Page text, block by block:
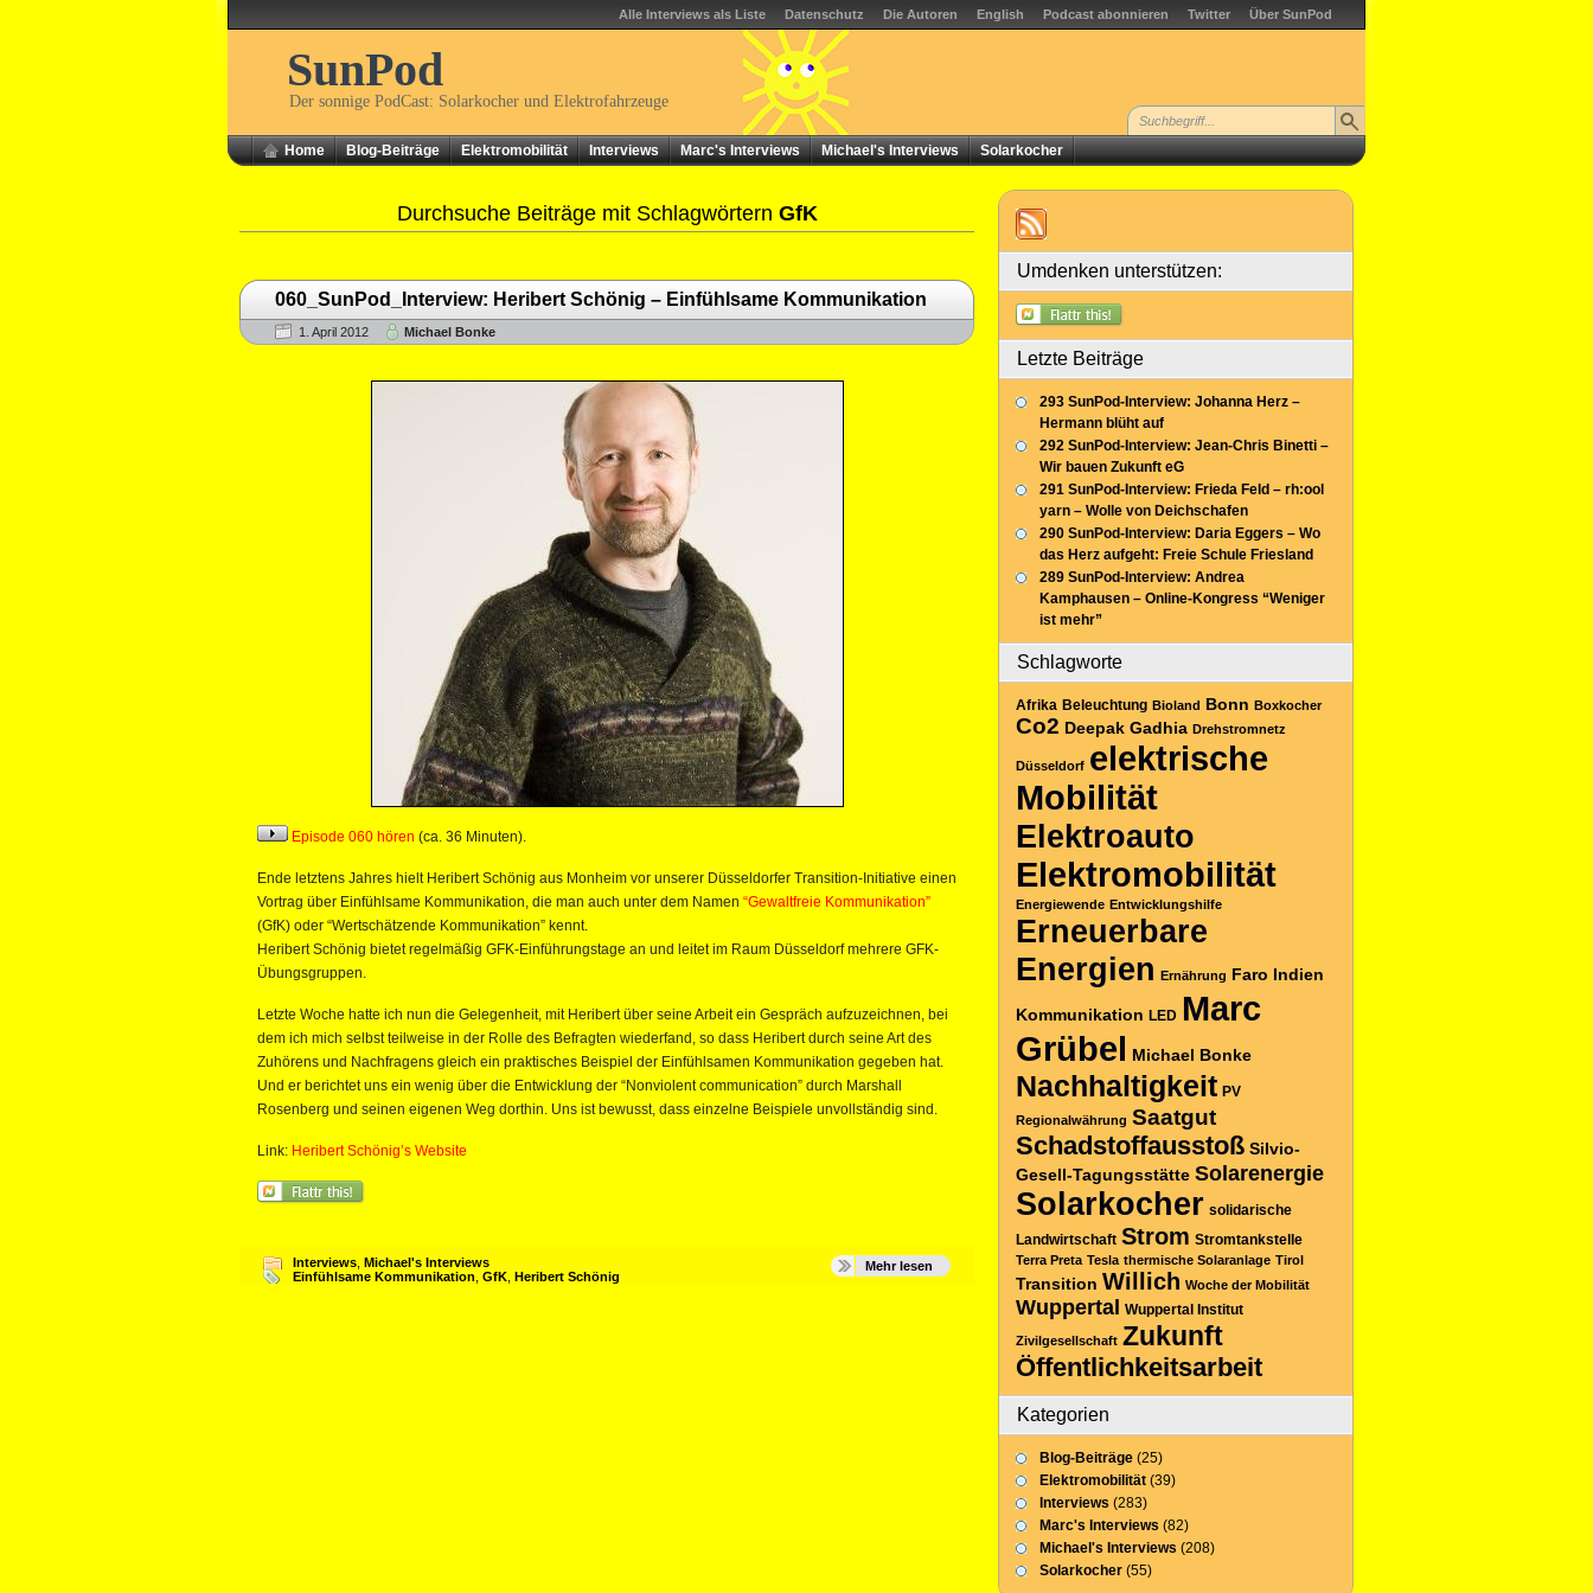
Alle Interviews als Liste Datenschutz Die Autoren English Podcast abonnieren Twitter Über SunPod
SunPod
Der sonnige PodCast: Solarkocher und Elektrofahrzeuge
Home Blog-Beiträge Elektromobilität Interviews Marc's Interviews Michael's Interviews Solarkocher
Durchsuche Beiträge mit Schlagwörtern GfK
060_SunPod_Interview: Heribert Schönig – Einfühlsame Kommunikation
1. April 2012 Michael Bonke
Episode 060 hören (ca. 36 Minuten).
Ende letztens Jahres hielt Heribert Schönig aus Monheim vor unserer Düsseldorfer Transition-Initiative einen
Vortrag über Einfühlsame Kommunikation, die man auch unter dem Namen “Gewaltfreie Kommunikation”
(GfK) oder “Wertschätzende Kommunikation” kennt.
Heribert Schönig bietet regelmäßig GFK-Einführungstage an und leitet im Raum Düsseldorf mehrere GFK-
Übungsgruppen.
Letzte Woche hatte ich nun die Gelegenheit, mit Heribert über seine Arbeit ein Gespräch aufzuzeichnen, bei
dem ich mich selbst teilweise in der Rolle des Befragten wiederfand, so dass Heribert durch seine Art des
Zuhörens und Nachfragens gleich ein praktisches Beispiel der Einfühlsamen Kommunikation gegeben hat.
Und er berichtet uns ein wenig über die Entwicklung der “Nonviolent communication” durch Marshall
Rosenberg und seinen eigenen Weg dorthin. Uns ist bewusst, dass einzelne Beispiele unvollständig sind.
Link: Heribert Schönig’s Website
Interviews Michael's Interviews
Einfühlsame Kommunikation GfK Heribert Schönig
Mehr lesen
Umdenken unterstützen:
Letzte Beiträge
293 SunPod-Interview: Johanna Herz –
Hermann blüht auf
292 SunPod-Interview: Jean-Chris Binetti –
Wir bauen Zukunft eG
291 SunPod-Interview: Frieda Feld – rh:ool
yarn – Wolle von Deichschafen
290 SunPod-Interview: Daria Eggers – Wo
das Herz aufgeht: Freie Schule Friesland
289 SunPod-Interview: Andrea
Kamphausen – Online-Kongress “Weniger
ist mehr”
Schlagworte
Afrika Beleuchtung Bioland Bonn Boxkocher
Co2 Deepak Gadhia Drehstromnetz
Düsseldorf elektrische
Mobilität
Elektroauto
Elektromobilität
Energiewende Entwicklungshilfe
Erneuerbare
Energien Ernährung Faro Indien
Kommunikation LED Marc
Grübel Michael Bonke
Nachhaltigkeit PV
Regionalwährung Saatgut
Schadstoffausstoß Silvio-
Gesell-Tagungsstätte Solarenergie
Solarkocher solidarische
Landwirtschaft Strom Stromtankstelle
Terra Preta Tesla thermische Solaranlage Tirol
Transition Willich Woche der Mobilität
Wuppertal Wuppertal Institut
Zivilgesellschaft Zukunft
Öffentlichkeitsarbeit
Kategorien
Blog-Beiträge (25)
Elektromobilität (39)
Interviews (283)
Marc's Interviews (82)
Michael's Interviews (208)
Solarkocher (55)